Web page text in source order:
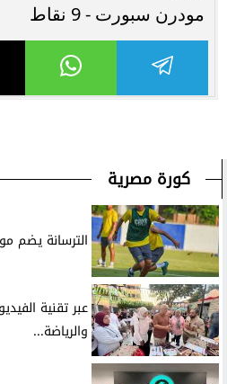
مودرن سبورت - 9 نقاط
كورة مصرية
الترسانة يضم
عبر تقنية
والرياضة...